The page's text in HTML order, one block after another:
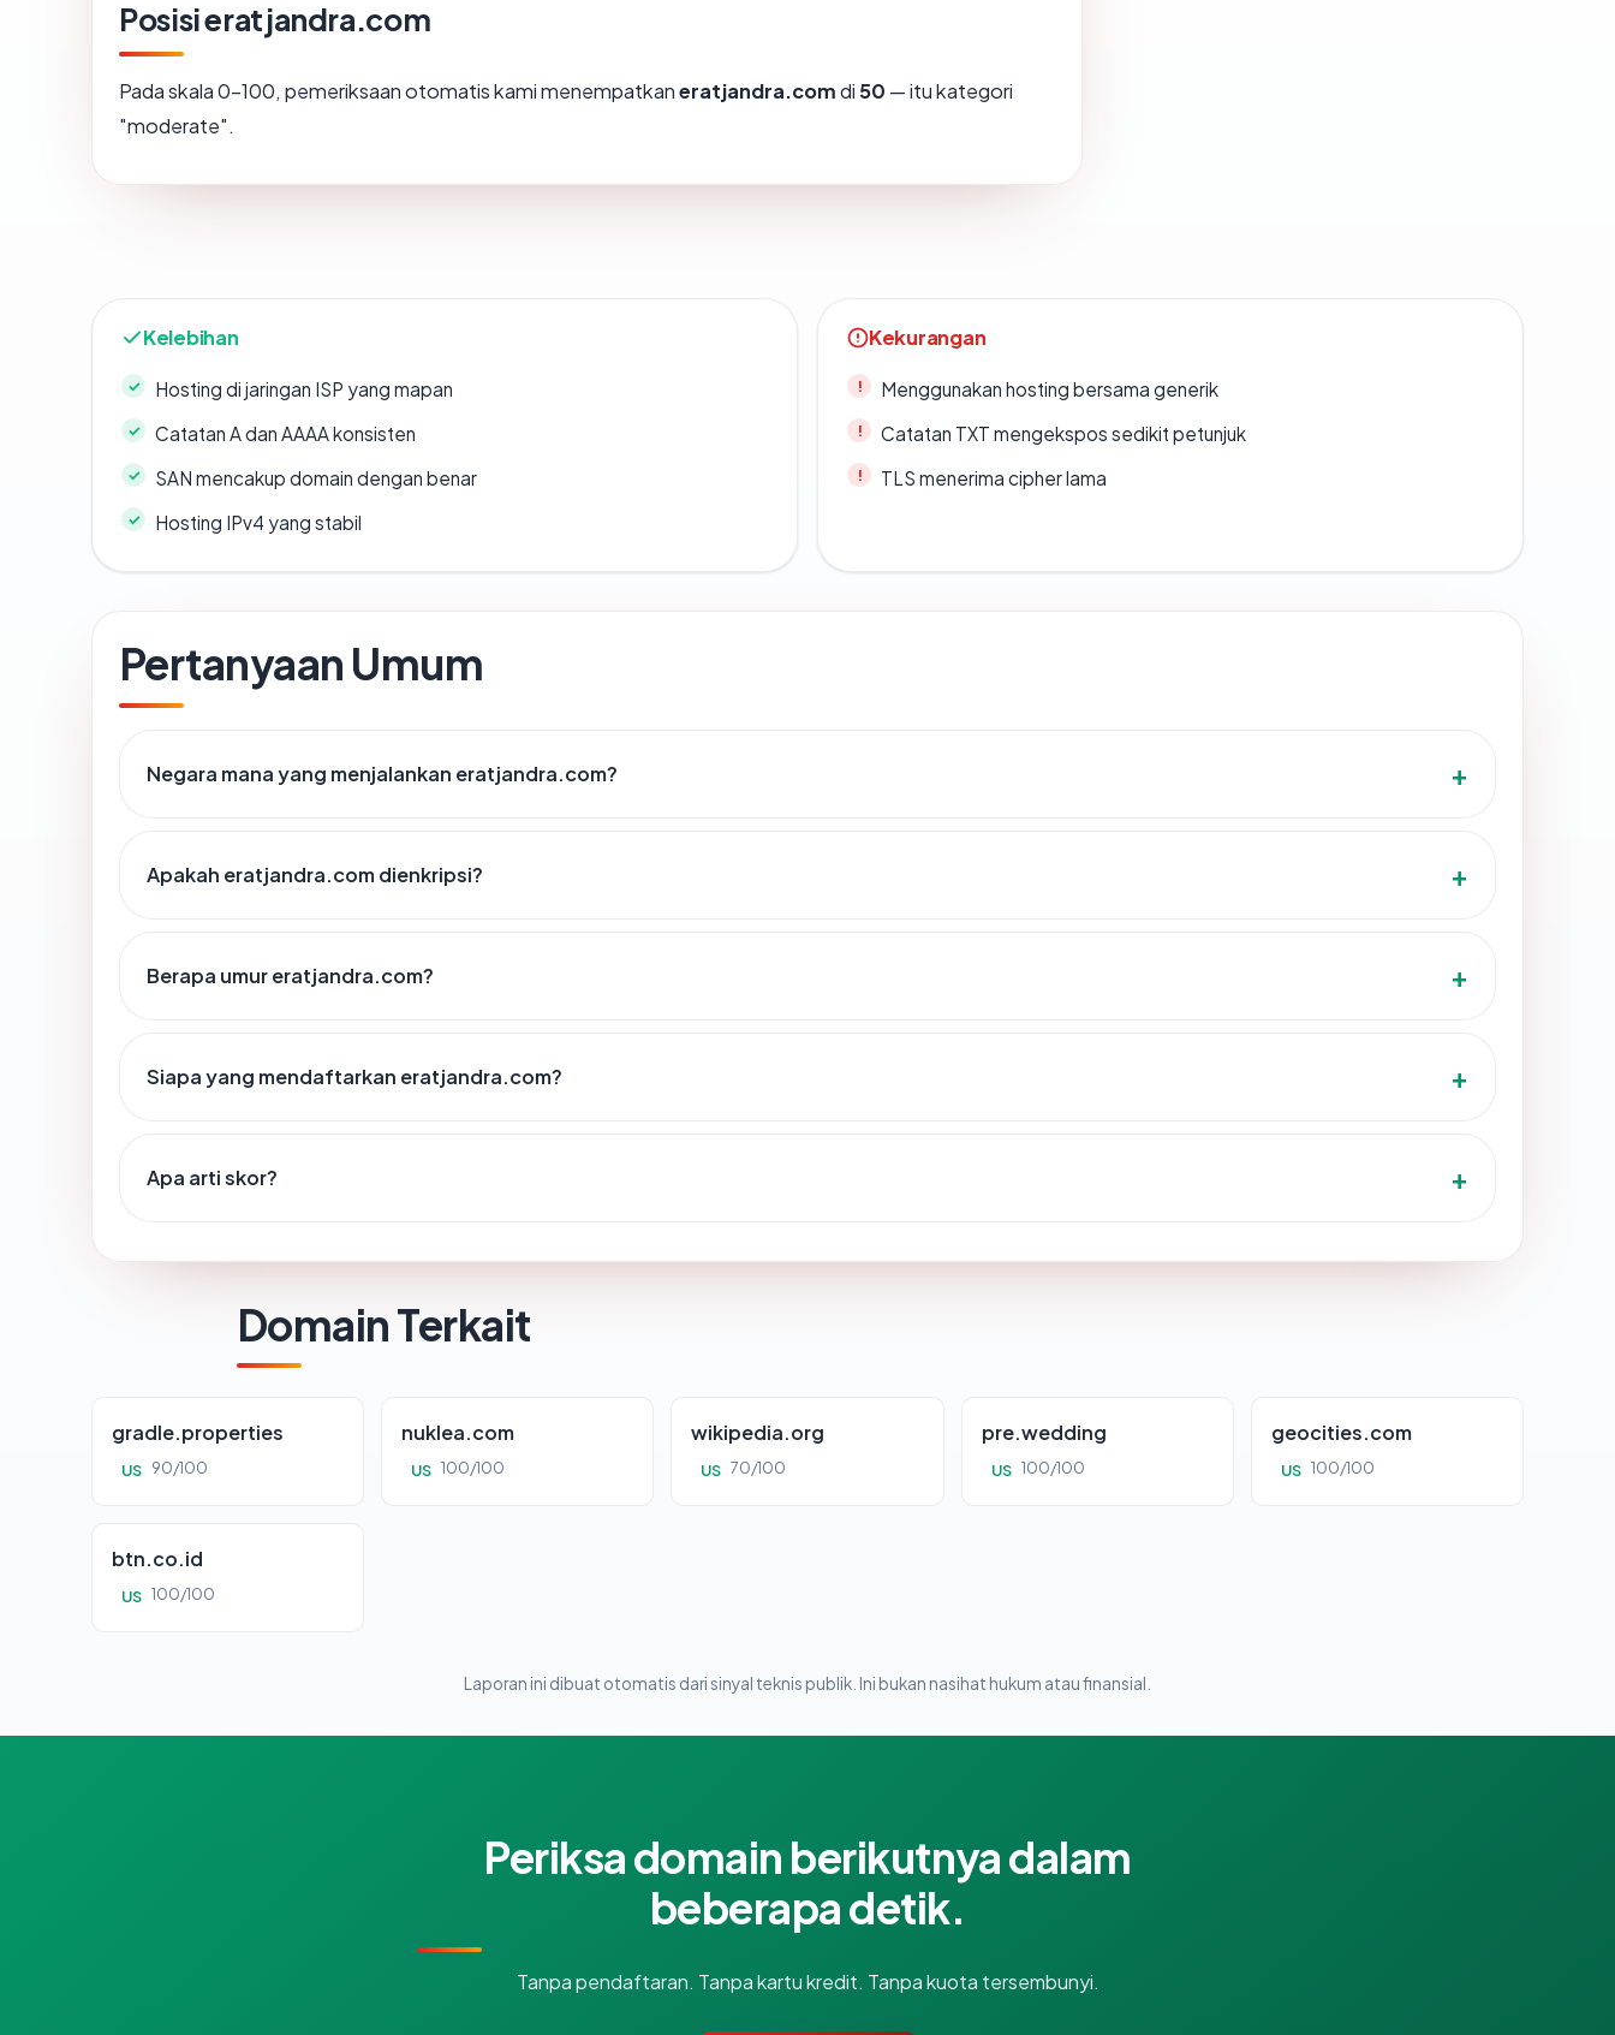
Posisi eratjandra.com
Pada skala 0-100, pemeriksaan otomatis kami menempatkaneratjandra.comdi50 — itu kategori
"moderate".
Kelebihan
Hosting di jaringan ISP yang mapan
Catatan A dan AAAA konsisten
SAN mencakup domain dengan benar
Hosting IPv4 yang stabil
Kekurangan
Menggunakan hosting bersama generik
Catatan TXT mengekspos sedikit petunjuk
TLS menerima cipher lama
Pertanyaan Umum
Negara mana yang menjalankan eratjandra.com?
Apakah eratjandra.com dienkripsi?
Berapa umur eratjandra.com?
Siapa yang mendaftarkan eratjandra.com?
Apa arti skor?
Domain Terkait
gradle.properties
US 90/100
nuklea.com
US 100/100
wikipedia.org
US 70/100
pre.wedding
US 100/100
geocities.com
US 100/100
btn.co.id
US 100/100
Laporan ini dibuat otomatis dari sinyal teknis publik. Ini bukan nasihat hukum atau finansial.
Periksa domain berikutnya dalam
beberapa detik.
Tanpa pendaftaran. Tanpa kartu kredit. Tanpa kuota tersembunyi.